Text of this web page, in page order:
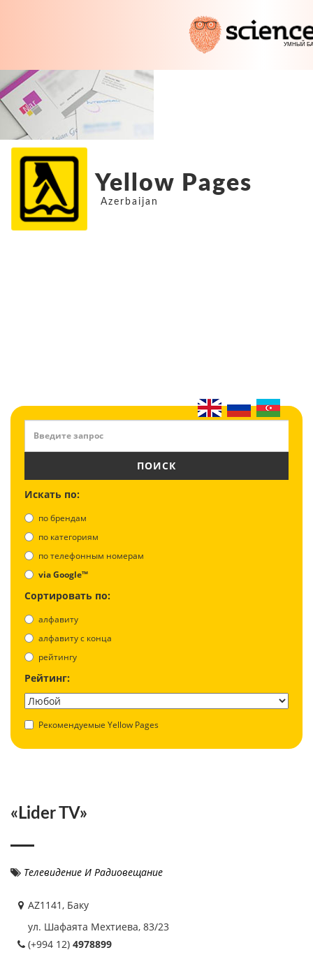
Yellow Pages
Azerbaijan
ПОИСК
Искать по:
по брендам
по категориям
по телефонным номерам
via Google™
Сортировать по:
алфавиту
aлфавиту с конца
рейтингу
Рейтинг:
Рекомендуемые Yellow Pages
«Lider TV»
Телевидение И Радиовещание
AZ1141, Баку
ул. Шафаята Мехтиева, 83/23
(+994 12) 4978899